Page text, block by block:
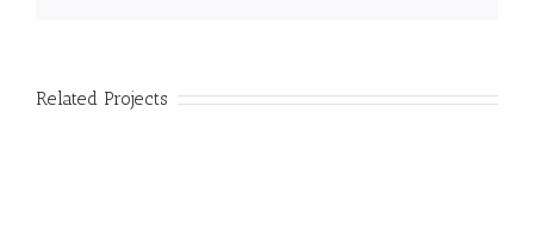
Related Projects